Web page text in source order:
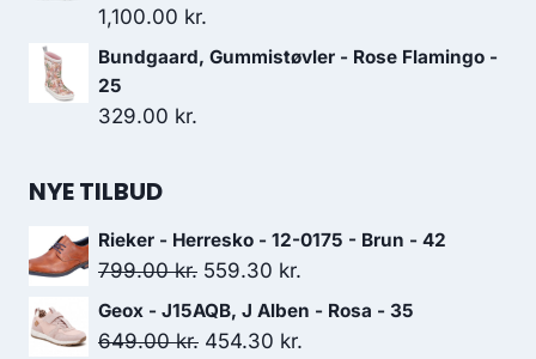
1,100.00 kr.
Bundgaard, Gummistøvler - Rose Flamingo -
25
329.00 kr.
NYE TILBUD
Rieker - Herresko - 12-0175 - Brun - 42
799.00kr. Den
oprindelige
pris
559.30 kr.
aktuelle
Geox - J15AQB, J Alben - Rosa - 35
649.00kr. Den
454.30 kr.